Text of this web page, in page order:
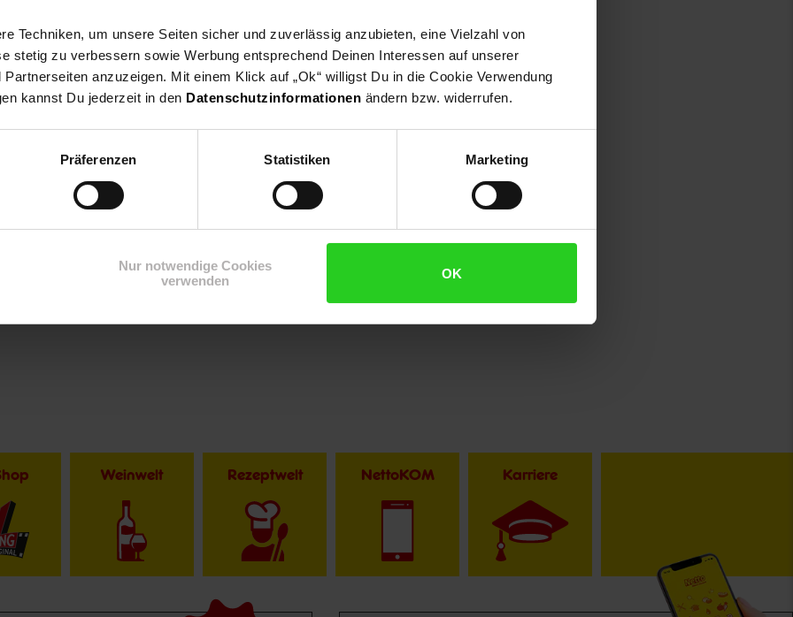
Techniken, um unsere Seiten sicher und zuverlässig anzubieten, eine Vielzahl von
stetig zu verbessern sowie Werbung entsprechend Deinen Interessen auf unserer
anzuzeigen. Mit einem Klick auf „Ok“ willigst Du in die Cookie Verwendung
kannst Du jederzeit in den Datenschutzinformationen ändern bzw. widerrufen.
Präferenzen Statistiken Marketing
Nur notwendige Cookies
verwenden
OK
Weinwelt Rezeptwelt NettoKOM Karriere